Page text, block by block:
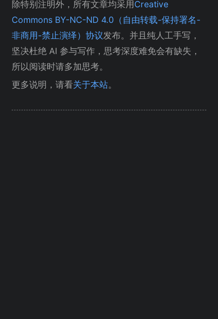
除特别注明外，所有文章均采用Creative
Commons BY-NC-ND 4.0（自由转载-保持署名-
非商用-禁止演绎）协议发布。并且纯人工手写，
坚决杜绝 AI 参与写作，思考深度难免会有缺失，
所以阅读时请多加思考。
更多说明，请看关于本站。